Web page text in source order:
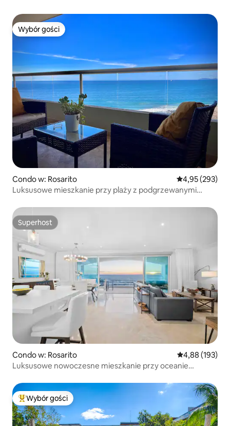
Wybór gości
Wybór gości
Condo w: Rosarito Średnia
4,95 (293)
Luksusowe mieszkanie przy plaży z podgrzewanymi
Superhost
Superhost
Condo w: Rosarito Średnia
4,88 (193)
Luksusowe nowoczesne mieszkanie przy oceanie
Najpopularniejsze z kategorii Wybór gości
Wybór gości